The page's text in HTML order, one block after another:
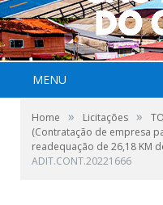
MENU
Home » Licitações »
(Contratação de empresa
readequação de 26,18 KM
ADIT.CONT.20221666